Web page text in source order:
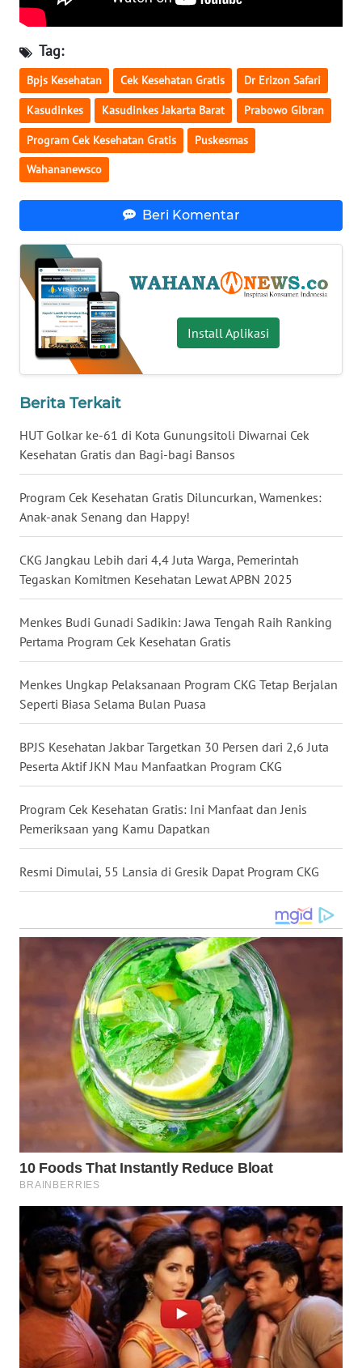
Tag:
Bpjs Kesehatan Cek Kesehatan Gratis Dr Erizon Safari
Kasudinkes Kasudinkes Jakarta Barat Prabowo Gibran
Program Cek Kesehatan Gratis Puskesmas
Wahananewsco
Beri Komentar
Install Aplikasi
Berita Terkait
HUT Golkar ke-61 di Kota Gunungsitoli Diwarnai Cek
Kesehatan Gratis dan Bagi-bagi Bansos
Program Cek Kesehatan Gratis Diluncurkan, Wamenkes:
Anak-anak Senang dan Happy!
CKG Jangkau Lebih dari 4,4 Juta Warga, Pemerintah
Tegaskan Komitmen Kesehatan Lewat APBN 2025
Menkes Budi Gunadi Sadikin: Jawa Tengah Raih Ranking
Pertama Program Cek Kesehatan Gratis
Menkes Ungkap Pelaksanaan Program CKG Tetap Berjalan
Seperti Biasa Selama Bulan Puasa
BPJS Kesehatan Jakbar Targetkan 30 Persen dari 2,6 Juta
Peserta Aktif JKN Mau Manfaatkan Program CKG
Program Cek Kesehatan Gratis: Ini Manfaat dan Jenis
Pemeriksaan yang Kamu Dapatkan
Resmi Dimulai, 55 Lansia di Gresik Dapat Program CKG
WN
WN
SUMBAR
WN
SUMSEL
WN
WN
LAMPUNG
WN
JATENG
NUSANTARA
WN
JOGJA
WN
JATIM
WN
BALI
WN
KALBAR
WN
KALTENG
WN
KALTARA
KALSEL
KALTIM
SULSEL
GORONTALO
MALUKU
WN
MALUT
DAIRI
WN
DANAU
TOBA
WN